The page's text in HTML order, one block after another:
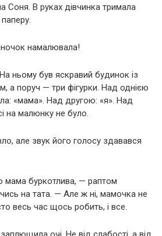
Соня. В руках дівчинка тримала
намалювала!
ньому був яскравий будинок із
а поруч — три фігурки. Над однією
«мама». Над другою: «я». Над
на малюнку не було.
але звук його голосу здавався
буркотлива, — раптом
на тата. — Але ж ні, мамочка не
весь час щось робить, і все.